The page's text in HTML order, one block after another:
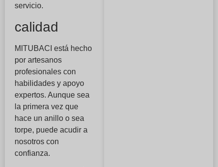
servicio.
calidad
MITUBACI está hecho
por artesanos
profesionales con
habilidades y apoyo
expertos. Aunque sea
la primera vez que
hace un anillo o sea
torpe, puede acudir a
nosotros con
confianza.